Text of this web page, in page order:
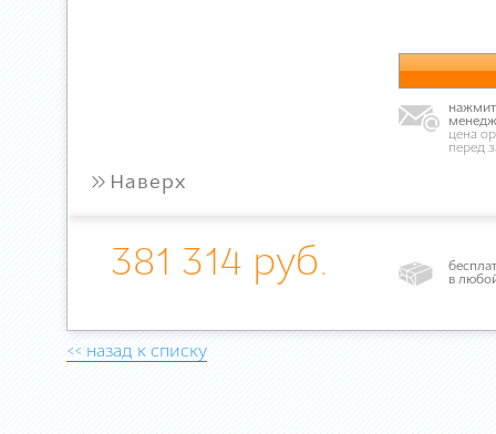
цена
перед
» Наверх
381 314 руб.
в
<< назад к списку